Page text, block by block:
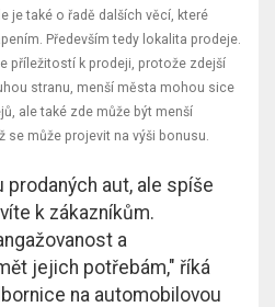
je také o řadě dalších věcí, které
Především tedy lokalita prodeje.
příležitostí k prodeji, protože zdejší
stranu, menší města mohou sice
ale také zde může být menší
může projevit na výši bonusu.
prodaných aut, ale spíše
k zákazníkům.
a
jejich potřebám," říká
na automobilovou